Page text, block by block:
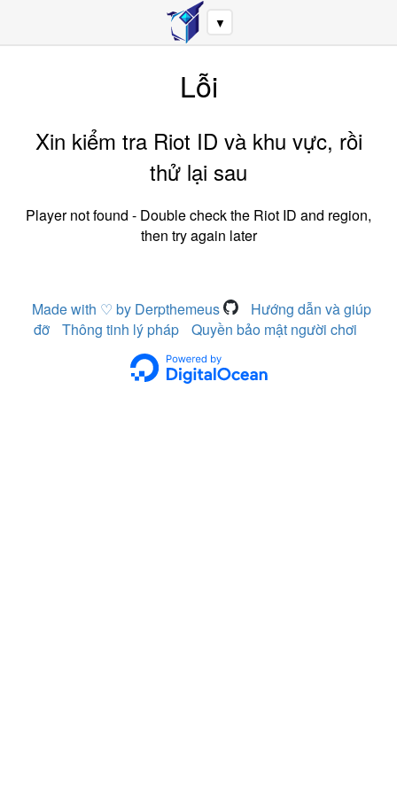
▼
Lỗi
Xin kiểm tra Riot ID và khu vực, rồi
thử lại sau
Player not found - Double check the Riot ID and region,
then try again later
Made with ♡ by Derpthemeus
Hướng dẫn và giúp
đỡ
Thông tinh lý pháp Quyền bảo mật người chơi